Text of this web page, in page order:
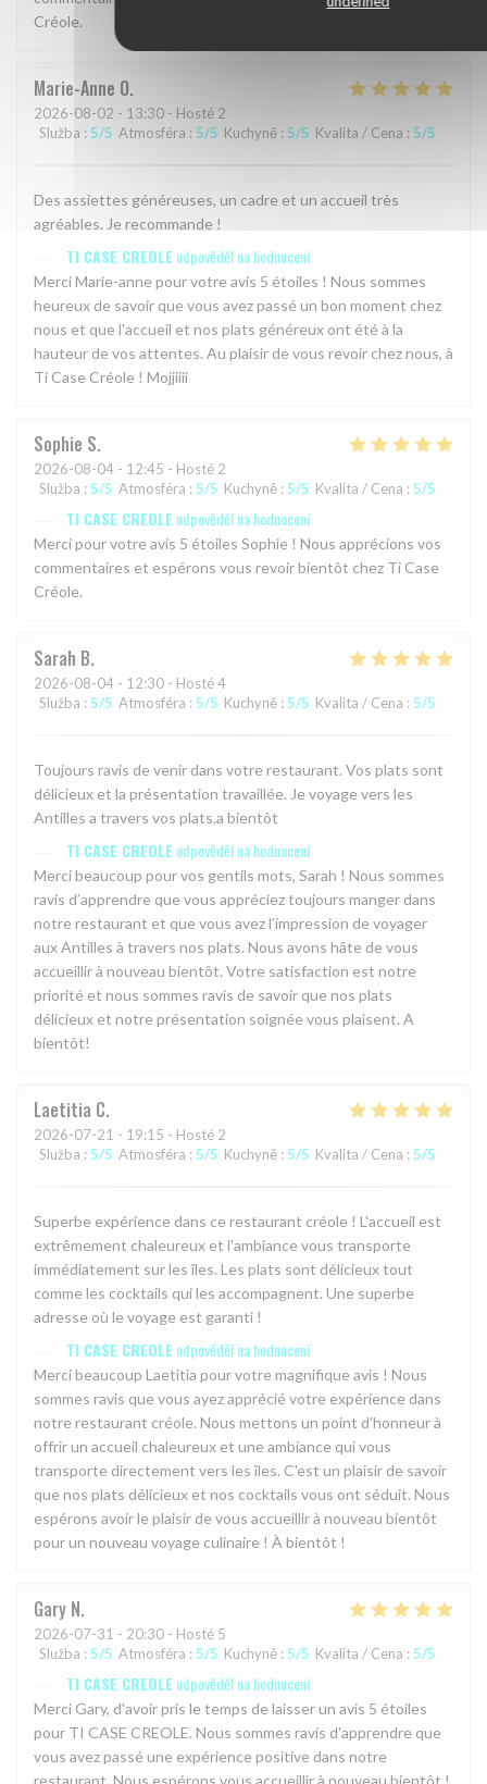
Créole.
Marie-Anne O
2026-08-02 - 13:30 - Hosté 2
Služba : 5/5 Atmosféra : 5/5 Kuchyně : 5/5 Kvalita / Cena : 5/5
Des assiettes généreuses, un cadre et un accueil très
agréables. Je recommande !
TI CASE CREOLE odpověděl na hodnocení
Merci Marie-anne pour votre avis 5 étoiles ! Nous sommes
heureux de savoir que vous avez passé un bon moment chez
nous et que l'accueil et nos plats généreux ont été à la
hauteur de vos attentes. Au plaisir de vous revoir chez nous, à
Ti Case Créole ! Mojjiiii
Sophie S
2026-08-04 - 12:45 - Hosté 2
Služba : 5/5 Atmosféra : 5/5 Kuchyně : 5/5 Kvalita / Cena : 5/5
TI CASE CREOLE odpověděl na hodnocení
Merci pour votre avis 5 étoiles Sophie ! Nous apprécions vos
commentaires et espérons vous revoir bientôt chez Ti Case
Créole.
Sarah B
2026-08-04 - 12:30 - Hosté 4
Služba : 5/5 Atmosféra : 5/5 Kuchyně : 5/5 Kvalita / Cena : 5/5
Toujours ravis de venir dans votre restaurant. Vos plats sont
délicieux et la présentation travaillée. Je voyage vers les
Antilles a travers vos plats.a bientôt
TI CASE CREOLE odpověděl na hodnocení
Merci beaucoup pour vos gentils mots, Sarah ! Nous sommes
ravis d’apprendre que vous appréciez toujours manger dans
notre restaurant et que vous avez l’impression de voyager
aux Antilles à travers nos plats. Nous avons hâte de vous
accueillir à nouveau bientôt. Votre satisfaction est notre
priorité et nous sommes ravis de savoir que nos plats
délicieux et notre présentation soignée vous plaisent. A
bientôt!
Laetitia C
2026-07-21 - 19:15 - Hosté 2
Služba : 5/5 Atmosféra : 5/5 Kuchyně : 5/5 Kvalita / Cena : 5/5
Superbe expérience dans ce restaurant créole ! L'accueil est
extrêmement chaleureux et l'ambiance vous transporte
immédiatement sur les îles. Les plats sont délicieux tout
comme les cocktails qui les accompagnent. Une superbe
adresse où le voyage est garanti !
TI CASE CREOLE odpověděl na hodnocení
Merci beaucoup Laetitia pour votre magnifique avis ! Nous
sommes ravis que vous ayez apprécié votre expérience dans
notre restaurant créole. Nous mettons un point d'honneur à
offrir un accueil chaleureux et une ambiance qui vous
transporte directement vers les îles. C'est un plaisir de savoir
que nos plats délicieux et nos cocktails vous ont séduit. Nous
espérons avoir le plaisir de vous accueillir à nouveau bientôt
pour un nouveau voyage culinaire ! À bientôt !
Gary N
2026-07-31 - 20:30 - Hosté 5
Služba : 5/5 Atmosféra : 5/5 Kuchyně : 5/5 Kvalita / Cena : 5/5
TI CASE CREOLE odpověděl na hodnocení
Merci Gary, d'avoir pris le temps de laisser un avis 5 étoiles
pour TI CASE CREOLE. Nous sommes ravis d'apprendre que
vous avez passé une expérience positive dans notre
restaurant. Nous espérons vous accueillir à nouveau bientôt !